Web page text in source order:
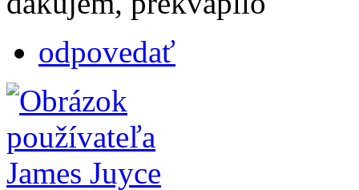
odpovedať